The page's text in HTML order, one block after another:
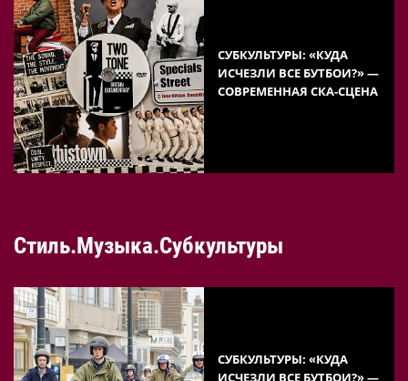
СУБКУЛЬТУРЫ: «КУДА
ИСЧЕЗЛИ ВСЕ БУТБОИ?» —
СОВРЕМЕННАЯ СКА-СЦЕНА
Стиль.Музыка.Субкультуры
СУБКУЛЬТУРЫ: «КУДА
ИСЧЕЗЛИ ВСЕ БУТБОИ?» —